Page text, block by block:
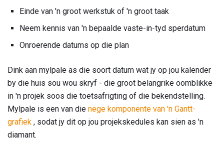
Einde van 'n groot werkstuk of 'n groot taak
Neem kennis van 'n bepaalde vaste-in-tyd sperdatum
Onroerende datums op die plan
Dink aan mylpale as die soort datum wat jy op jou kalender
by die huis sou wou skryf - die groot belangrike oomblikke
in 'n projek soos die toetsafrigting of die bekendstelling.
Mylpale is een van die nege komponente van 'n Gantt-
grafiek , sodat jy dit op jou projekskedules kan sien as 'n
diamant.